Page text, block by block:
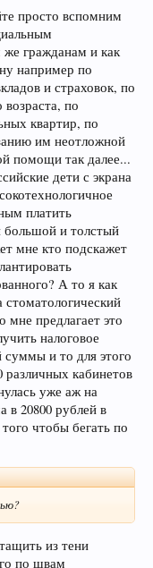
просто вспомним
гражданам и как
например по
и страховок, по
по
квартир, по
им неотложной
помощи так далее...
дети с экрана
платить
большой и толстый
мне кто подскажет
А то я как
стоматологический
предлагает это
налоговое
суммы и то для этого
кабинетов
уже аж на
20800 рублей в
чтобы бегать по
из тени
по швам